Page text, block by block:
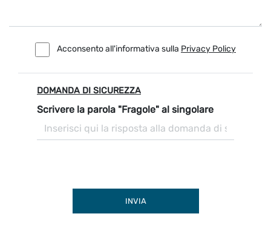
Acconsento all'informativa sulla Privacy Policy
DOMANDA DI SICUREZZA
Scrivere la parola "Fragole" al singolare
INVIA